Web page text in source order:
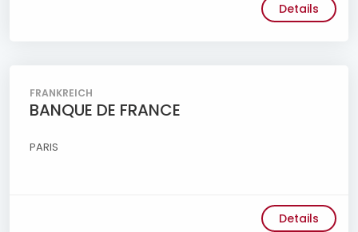
Details
FRANKREICH
BANQUE DE FRANCE
PARIS
Details